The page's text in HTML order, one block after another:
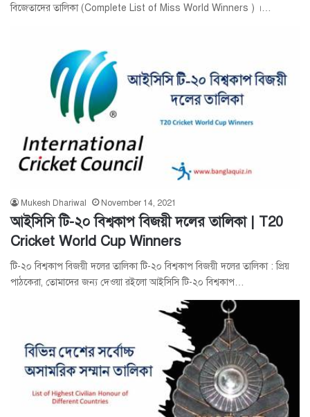
বিজেতাদের তালিকা (Complete List of Miss World Winners ) ।…
Mukesh Dhariwal November 14, 2021
আইসিসি টি-২০ বিশ্বকাপ বিজয়ী দলের তালিকা | T20
Cricket World Cup Winners
টি-২০ বিশ্বকাপ বিজয়ী দলের তালিকা টি-২০ বিশ্বকাপ বিজয়ী দলের তালিকা : প্রিয়
পাঠকেরা, তোমাদের জন্য দেওয়া রইলো আইসিসি টি-২০ বিশ্বকাপ…